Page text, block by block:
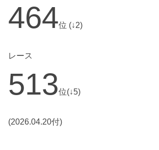
464位 (↓2)
レース
513位(↓5)
(2026.04.20付)